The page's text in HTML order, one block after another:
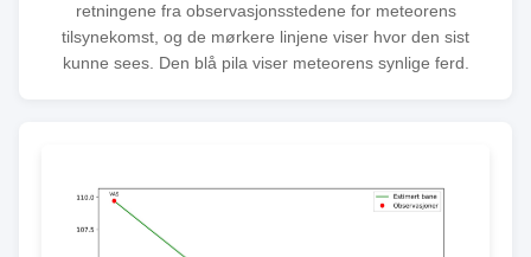
retningene fra observasjonsstedene for meteorens
tilsynekomst, og de mørkere linjene viser hvor den sist
kunne sees. Den blå pila viser meteorens synlige ferd.